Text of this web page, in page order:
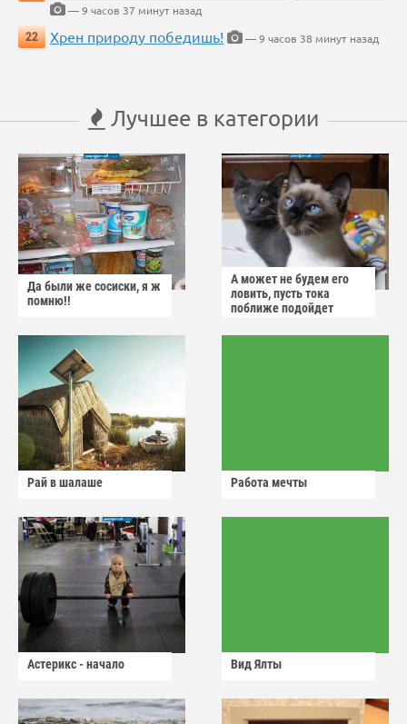
— 9 часов 37 минут назад
22
Хрен природу победишь! — 9 часов 38 минут назад
Лучшее в категории
Да были же сосиски, я ж
помню!!
А может не будем его
ловить, пусть тока
поближе подойдет
Рай в шалаше Работа мечты
Астерикс - начало Вид Ялты